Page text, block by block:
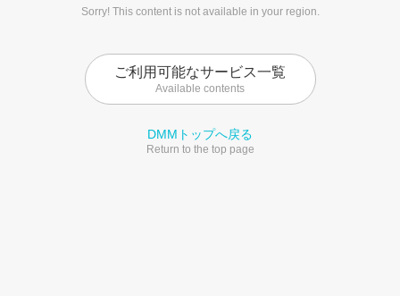
Sorry! This content is not available in your region.
ご利用可能なサービス一覧
Available contents
DMMトップへ戻る
Return to the top page